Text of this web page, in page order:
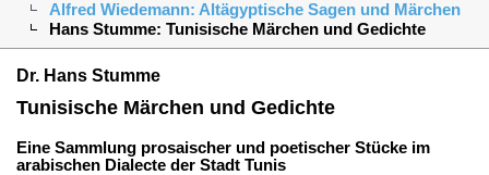
Alfred Wiedemann: Altägyptische Sagen und Märchen
Hans Stumme: Tunisische Märchen und Gedichte
Dr. Hans Stumme
Tunisische Märchen und Gedichte
Eine Sammlung prosaischer und poetischer Stücke im
arabischen Dialecte der Stadt Tunis